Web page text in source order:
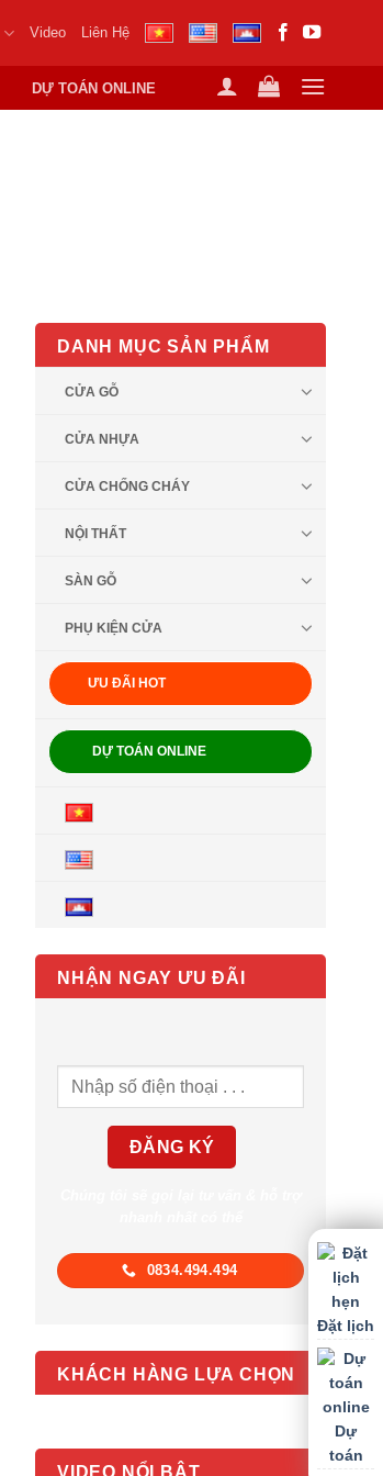
Video Liên Hệ
DỰ TOÁN ONLINE
DANH MỤC SẢN PHẨM
CỬA GỖ
CỬA NHỰA
CỬA CHỐNG CHÁY
NỘI THẤT
SÀN GỖ
PHỤ KIỆN CỬA
ƯU ĐÃI HOT
DỰ TOÁN ONLINE
NHẬN NGAY ƯU ĐÃI
0834.494.494
KHÁCH HÀNG LỰA CHỌN
VIDEO NỔI BẬT
Đặt lịch
Dự
toán